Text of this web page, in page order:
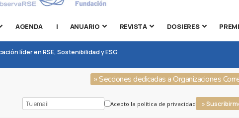
AGENDA | ANUARIO REVISTA DOSIERES
líder en RSE, Sostenibilidad y ESG
» Secciones dedicadas a Organizaciones
Acepto la política de privacidad »